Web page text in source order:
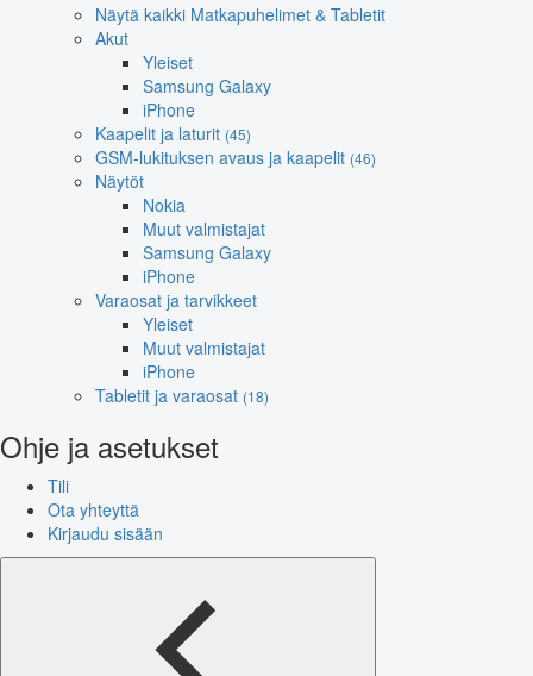
Näytä kaikki Matkapuhelimet & Tabletit
Akut
Yleiset
Samsung Galaxy
iPhone
Kaapelit ja laturit (45)
GSM-lukituksen avaus ja kaapelit (46)
Näytöt
Nokia
Muut valmistajat
Samsung Galaxy
iPhone
Varaosat ja tarvikkeet
Yleiset
Muut valmistajat
iPhone
Tabletit ja varaosat (18)
Ohje ja asetukset
Tili
Ota yhteyttä
Kirjaudu sisään